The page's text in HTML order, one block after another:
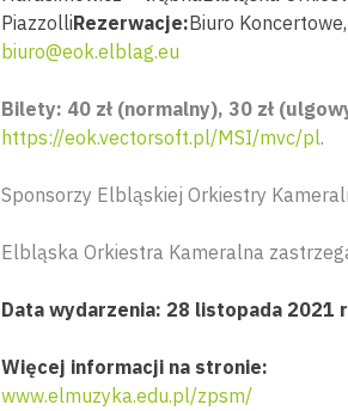
PiazzolliRezerwacje:Biuro
biuro@eok.elblag.eu
Bilety: 40 zł (normalny), 30 zł
https://eok.vectorsoft.pl/MSI/mvc/pl.
Sponsorzy Elbląskiej Orkiestry
Elbląska Orkiestra Kameralna
Data wydarzenia: 28 listopada 2021
Więcej informacji na stronie:
www.elmuzyka.edu.pl/zpsm/